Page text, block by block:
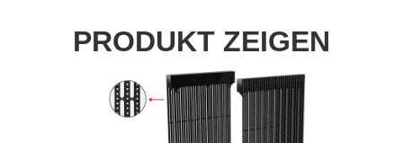
PRODUKT ZEIGEN